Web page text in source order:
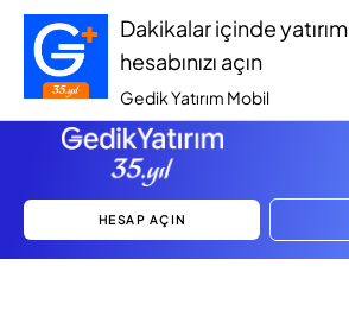
Dakikalar içinde yatırım
hesabınızı açın
Gedik Yatırım Mobil
HESAP AÇIN